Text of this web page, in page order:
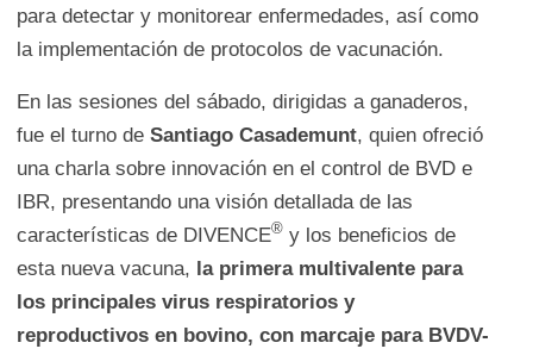
para detectar y monitorear enfermedades, así como
la implementación de protocolos de vacunación.
En las sesiones del sábado, dirigidas a ganaderos,
fue el turno de Santiago Casademunt, quien ofreció
una charla sobre innovación en el control de BVD e
IBR, presentando una visión detallada de las
características de DIVENCE®y los beneficios de
esta nueva vacuna, la primera multivalente para
los principales virus respiratorios y
reproductivos en bovino, con marcaje para BVDV-